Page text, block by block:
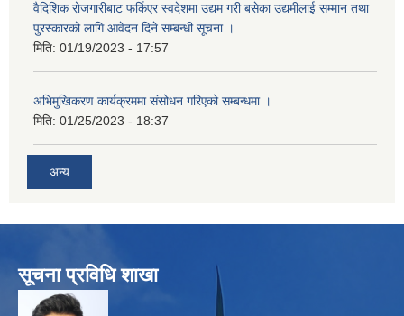
वैदिशिक रोजगारीबाट फर्किएर स्वदेशमा उद्यम गरी बसेका उद्यमीलाई सम्मान तथा
पुरस्कारको लागि आवेदन दिने सम्बन्धी सूचना ।
मिति: 01/19/2023 - 17:57
अभिमुखिकरण कार्यक्रममा संसोधन गरिएको सम्बन्धमा ।
मिति: 01/25/2023 - 18:37
अन्य
सूचना प्रविधि शाखा